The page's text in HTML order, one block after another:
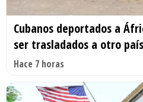
Cubanos deportados a
ser trasladados a otro país
Hace 7 horas